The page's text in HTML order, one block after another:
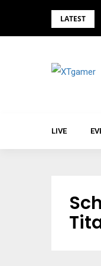
LATEST
LIVE